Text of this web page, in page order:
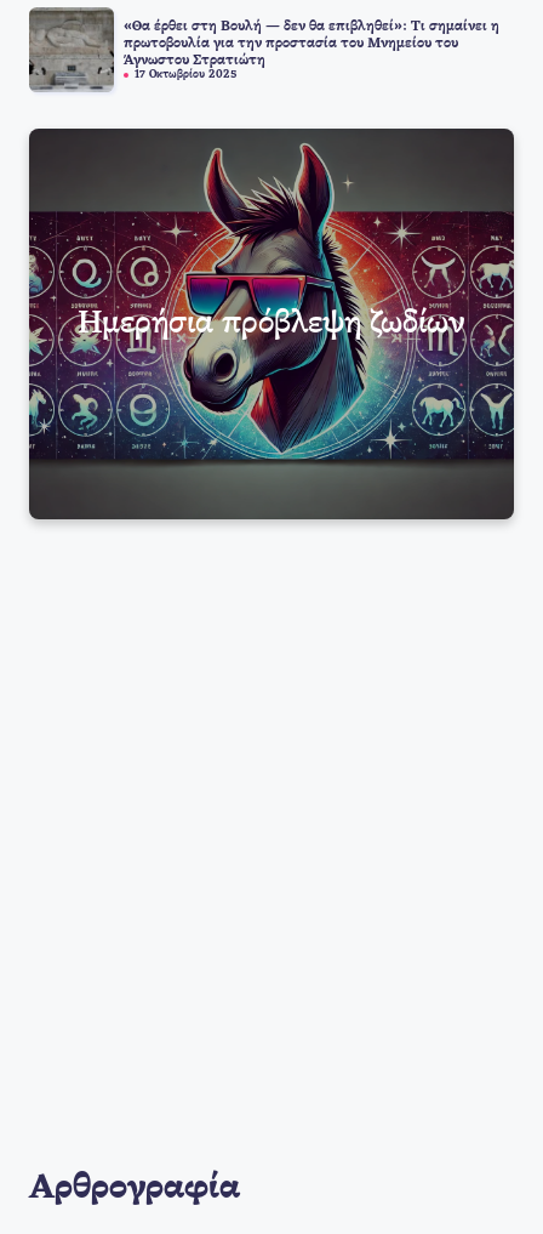
«Θα έρθει στη Βουλή — δεν θα επιβληθεί»: Τι σημαίνει η
πρωτοβουλία για την προστασία του Μνημείου του
Άγνωστου Στρατιώτη
17 Οκτωβρίου 2025
Ημερήσια πρόβλεψη ζωδίων
Αρθρογραφία